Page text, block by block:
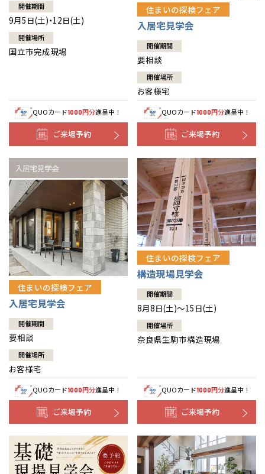
開催期間
9月5日(土)・12日(土)
開催場所
国立市完成現場
QUOカード1000円分進呈中！
ご来場予約
住まいの探検フェア
入居宅見学会
開催期間
要相談
開催場所
お客様宅
QUOカード1000円分進呈中！
ご来場予約
住まいの探検フェア
入居宅見学会
開催期間
要相談
開催場所
お客様宅
QUOカード1000円分進呈中！
ご来場予約
住まいの探検フェア
構造現場見学会
開催期間
8月8日(土)～15日(土)
開催場所
奈良県生駒市構造現場
QUOカード1000円分進呈中！
ご来場予約